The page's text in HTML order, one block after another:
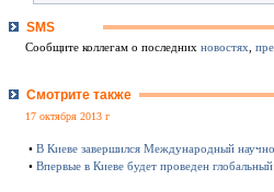
SMS
Сообщите коллегам о последних новостях,
Смотрите также
17 октября 2013 г
• В Киеве завершился Международный
• Впервые в Киеве будет проведен